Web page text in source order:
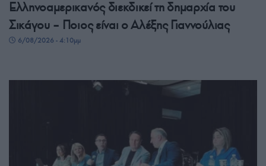
Ελληνοαμερικανός διεκδικεί τη δημαρχία του
Σικάγου – Ποιος είναι ο Αλέξης Γιαννούλιας
6/08/2026 - 4:10μμ